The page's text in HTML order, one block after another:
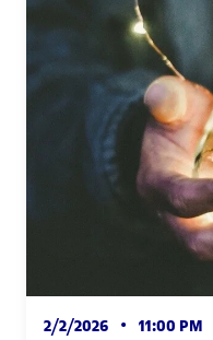
2/2/2026 • 11:00 PM